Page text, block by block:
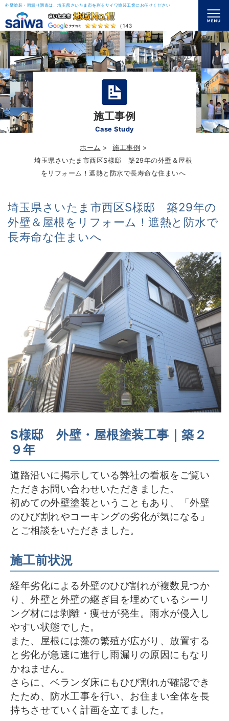
外壁塗装・雨漏り調査は、埼玉県さいたま市を彩るサイワ塗装工業にお任せください
（143）
施工事例
Case Study
ホーム
施工事例
埼玉県さいたま市西区S様邸 築29年の外壁＆屋根
をリフォーム！遮熱と防水で長寿命な住まいへ
埼玉県さいたま市西区S様邸 築29年の
外壁＆屋根をリフォーム！遮熱と防水で
長寿命な住まいへ
S様邸 外壁・屋根塗装工事｜築２
９年
道路沿いに掲示している弊社の看板をご覧い
ただきお問い合わせいただきました。
初めての外壁塗装ということもあり、「外壁
のひび割れやコーキングの劣化が気になる」
とご相談をいただきました。
施工前状況
経年劣化による外壁のひび割れが複数見つか
り、外壁と外壁の継ぎ目を埋めているシーリ
ング材には剥離・痩せが発生。雨水が侵入し
やすい状態でした。
また、屋根には藻の繁殖が広がり、放置する
と劣化が急速に進行し雨漏りの原因にもなり
かねません。
さらに、ベランダ床にもひび割れが確認でき
たため、防水工事を行い、お住まい全体を長
持ちさせていく計画を立てました。